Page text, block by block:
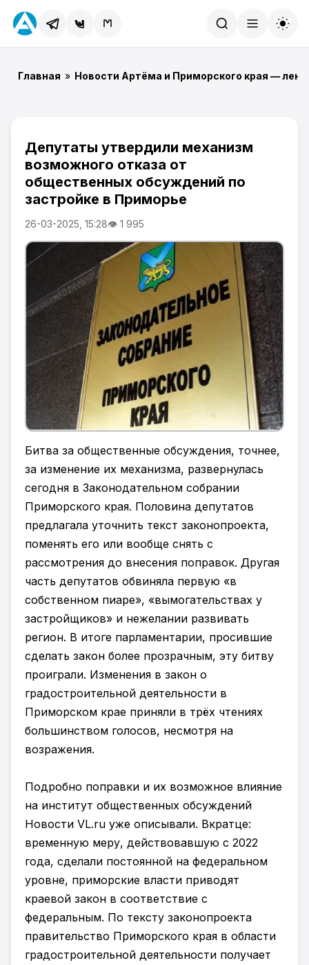
Главная » Новости Артёма и Приморского края —
Депутаты утвердили механизм
возможного отказа от
общественных обсуждений по
застройке в Приморье
26-03-2025, 15:28👁 1 995
Битва за общественные обсуждения, точнее,
за изменение их механизма, развернулась
сегодня в Законодательном собрании
Приморского края. Половина депутатов
предлагала уточнить текст законопроекта,
поменять его или вообще снять с
рассмотрения до внесения поправок. Другая
часть депутатов обвиняла первую «в
собственном пиаре», «вымогательствах у
застройщиков» и нежелании развивать
регион. В итоге парламентарии, просившие
сделать закон более прозрачным, эту битву
проиграли. Изменения в закон о
градостроительной деятельности в
Приморском крае приняли в трёх чтениях
большинством голосов, несмотря на
возражения.
Подробно поправки и их возможное влияние
на институт общественных обсуждений
Новости VL.ru уже описывали. Вкратце:
временную меру, действовавшую с 2022
года, сделали постоянной на федеральном
уровне, приморские власти приводят
краевой закон в соответствие с
федеральным. По тексту законопроекта
правительство Приморского края в области
градостроительной деятельности получает